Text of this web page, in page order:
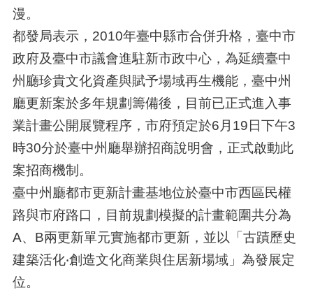
漫。
都發局表示，2010年臺中縣市合併升格，臺中市
政府及臺中市議會進駐新市政中心，為延續臺中
州廳珍貴文化資產與賦予場域再生機能，臺中州
廳更新案於多年規劃籌備後，目前已正式進入事
業計畫公開展覽程序，市府預定於6月19日下午3
時30分於臺中州廳舉辦招商說明會，正式啟動此
案招商機制。
臺中州廳都市更新計畫基地位於臺中市西區民權
路與市府路口，目前規劃模擬的計畫範圍共分為
A、B兩更新單元實施都市更新，並以「古蹟歷史
建築活化‧創造文化商業與住居新場域」為發展定
位。